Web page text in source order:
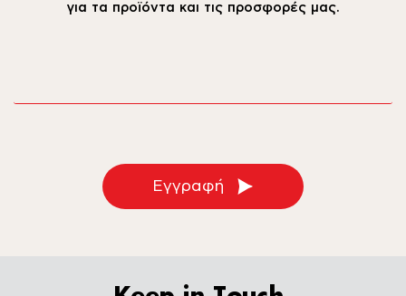
για τα προϊόντα και τις προσφορές μας.
Εγγραφή